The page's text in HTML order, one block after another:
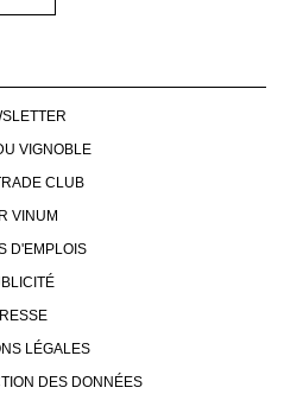
VIGNOBLE
CLUB
VINUM
D'EMPLOIS
LÉGALES
DES DONNÉES